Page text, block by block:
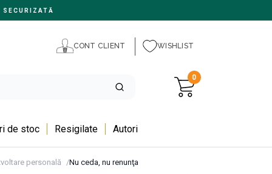
SECURIZATĂ
CONT CLIENT WISHLIST
0
de stoc Resigilate Autori
personală Nu ceda, nu renunţa